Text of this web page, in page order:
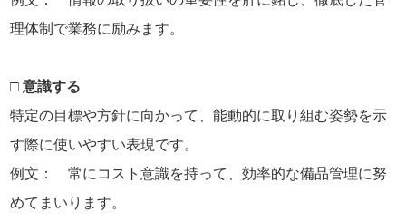
理体制で業務に励みます。
□ 意識する
特定の目標や方針に向かって、能動的に取り組む姿勢を示
す際に使いやすい表現です。
例文： 常にコスト意識を持って、効率的な備品管理に努
めてまいります。